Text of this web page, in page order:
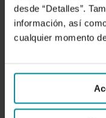
desde “Detalles”.
información, así
cualquier momento